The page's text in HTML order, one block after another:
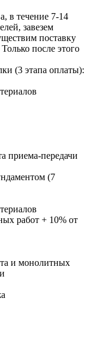
в течение 7-14
завезем
поставку
после этого
(3 этапа оплаты):
приема-передачи
(7
работ + 10% от
и монолитных